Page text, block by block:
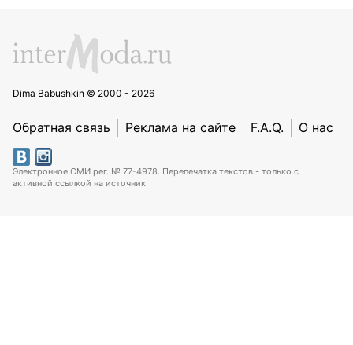
Dima Babushkin © 2000 - 2026
Обратная связь Реклама на сайте F.A.Q. О нас
Электронное СМИ рег. № 77-4978. Перепечатка текстов - только с
активной ссылкой на источник